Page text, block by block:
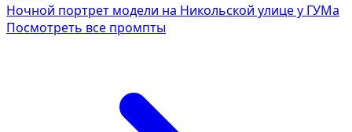
Ночной портрет модели на Никольской улице у ГУМа
Посмотреть все промпты